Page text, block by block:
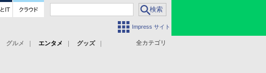
Impress サイト
全カテゴリ
グルメ エンタメ
グッズ